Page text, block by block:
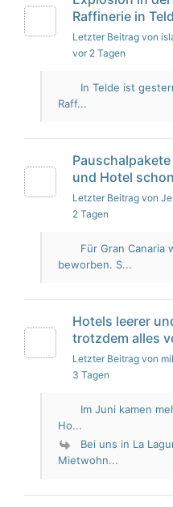
Raffinerie in
Letzter Beitrag von
vor 2 Tagen
In Telde ist
Raff...
und Hotel
Letzter Beitrag von
2 Tagen
Für Gran Canaria
beworben. S...
Hotels leerer
trotzdem alles
Letzter Beitrag von
3 Tagen
Im Juni kamen
Ho...
Bei uns in La
Mietwohn...